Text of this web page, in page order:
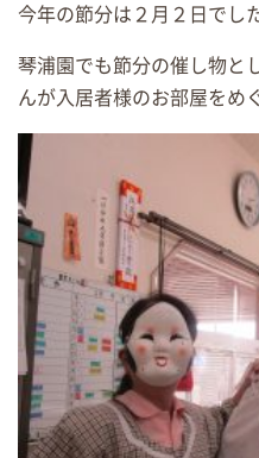
今年の節分は２月２日でし
琴浦園でも節分の催し物と
んが入居者様のお部屋をめ